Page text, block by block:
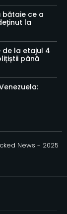
bătaie ce a
la
la etajul 4
până
News - 2025